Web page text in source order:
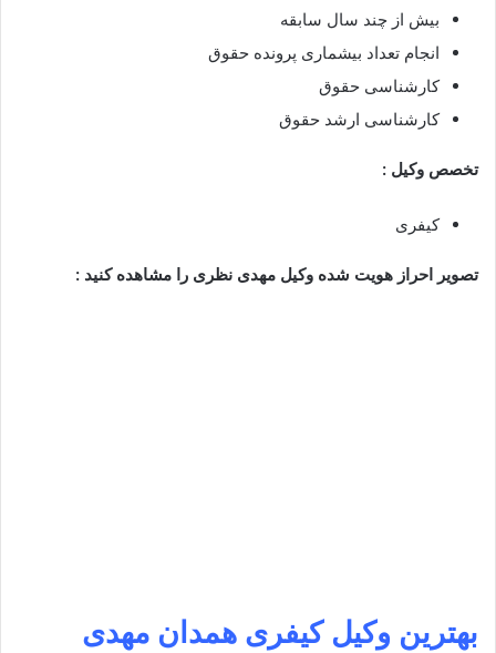
بیش از چند سال سابقه
انجام تعداد بیشماری پرونده حقوق
کارشناسی حقوق
کارشناسی ارشد حقوق
تخصص وکیل :
کیفری
تصویر احراز هویت شده وکیل مهدی نظری را مشاهده کنید :
بهترین وکیل کیفری همدان مهدی